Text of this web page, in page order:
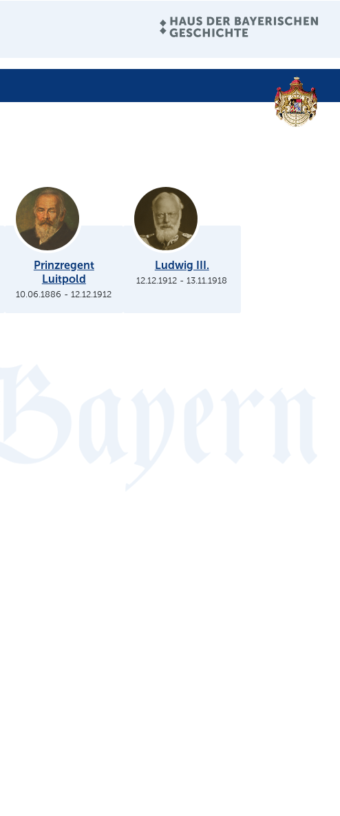
Prinzregent
Luitpold
10.06.1886 -12.12.1912
Ludwig III.
12.12.1912 -13.11.1918